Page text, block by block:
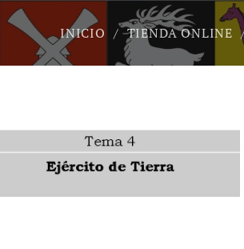
INICIO TIENDA ONLINE